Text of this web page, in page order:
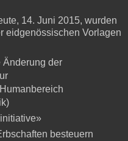
14. Juni 2015, wurden
eidgenössischen Vorlagen
Änderung der
besteuern